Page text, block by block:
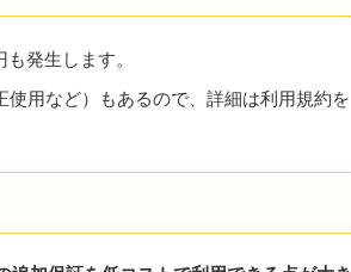
発生します。
用など）もあるので、詳細は利用規約を